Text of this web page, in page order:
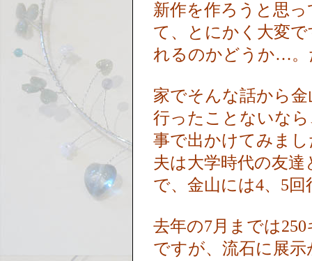
新作を作ろうと思
て、とにかく大変
れるのかどうか…
家でそんな話から
行ったことないな
事で出かけてみま
夫は大学時代の友
で、金山には4、5
去年の7月までは
ですが、流石に展